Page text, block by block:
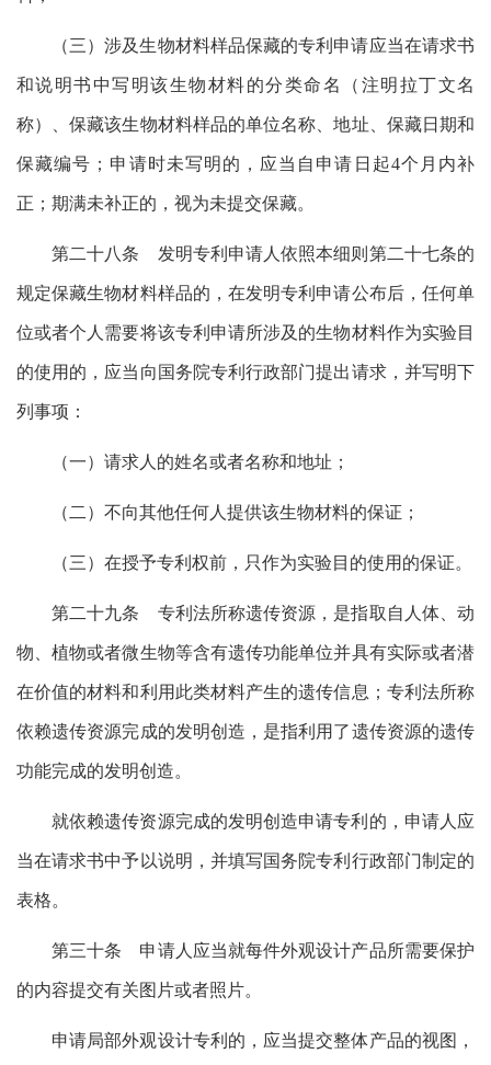
（三）涉及生物材料样品保藏的专利申请应当在请求书
和说明书中写明该生物材料的分类命名（注明拉丁文名
称）、保藏该生物材料样品的单位名称、地址、保藏日期和
保藏编号；申请时未写明的，应当自申请日起4个月内补
正；期满未补正的，视为未提交保藏。
第二十八条 发明专利申请人依照本细则第二十七条的
规定保藏生物材料样品的，在发明专利申请公布后，任何单
位或者个人需要将该专利申请所涉及的生物材料作为实验目
的使用的，应当向国务院专利行政部门提出请求，并写明下
列事项：
（一）请求人的姓名或者名称和地址；
（二）不向其他任何人提供该生物材料的保证；
（三）在授予专利权前，只作为实验目的使用的保证。
第二十九条 专利法所称遗传资源，是指取自人体、动
物、植物或者微生物等含有遗传功能单位并具有实际或者潜
在价值的材料和利用此类材料产生的遗传信息；专利法所称
依赖遗传资源完成的发明创造，是指利用了遗传资源的遗传
功能完成的发明创造。
就依赖遗传资源完成的发明创造申请专利的，申请人应
当在请求书中予以说明，并填写国务院专利行政部门制定的
表格。
第三十条 申请人应当就每件外观设计产品所需要保护
的内容提交有关图片或者照片。
申请局部外观设计专利的，应当提交整体产品的视图，